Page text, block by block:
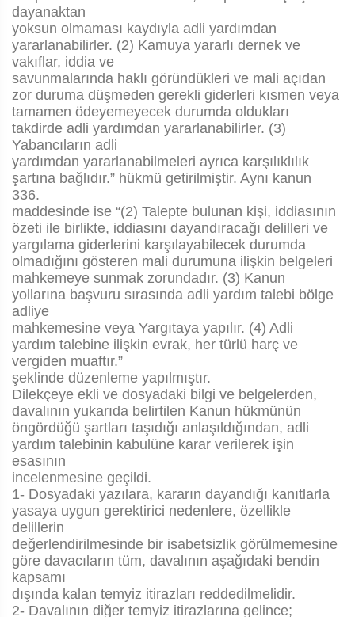
dayanaktan
yoksun olmaması kaydıyla adli yardımdan
yararlanabilirler. (2) Kamuya yararlı dernek ve
vakıflar, iddia ve
savunmalarında haklı göründükleri ve mali açıdan
zor duruma düşmeden gerekli giderleri kısmen veya
tamamen ödeyemeyecek durumda oldukları
takdirde adli yardımdan yararlanabilirler. (3)
Yabancıların adli
yardımdan yararlanabilmeleri ayrıca karşılıklılık
şartına bağlıdır.” hükmü getirilmiştir. Aynı kanun
336.
maddesinde ise “(2) Talepte bulunan kişi, iddiasının
özeti ile birlikte, iddiasını dayandıracağı delilleri ve
yargılama giderlerini karşılayabilecek durumda
olmadığını gösteren mali durumuna ilişkin belgeleri
mahkemeye sunmak zorundadır. (3) Kanun
yollarına başvuru sırasında adli yardım talebi bölge
adliye
mahkemesine veya Yargıtaya yapılır. (4) Adli
yardım talebine ilişkin evrak, her türlü harç ve
vergiden muaftır.”
şeklinde düzenleme yapılmıştır.
Dilekçeye ekli ve dosyadaki bilgi ve belgelerden,
davalının yukarıda belirtilen Kanun hükmünün
öngördüğü şartları taşıdığı anlaşıldığından, adli
yardım talebinin kabulüne karar verilerek işin
esasının
incelenmesine geçildi.
1- Dosyadaki yazılara, kararın dayandığı kanıtlarla
yasaya uygun gerektirici nedenlere, özellikle
delillerin
değerlendirilmesinde bir isabetsizlik görülmemesine
göre davacıların tüm, davalının aşağıdaki bendin
kapsamı
dışında kalan temyiz itirazları reddedilmelidir.
2- Davalının diğer temyiz itirazlarına gelince;